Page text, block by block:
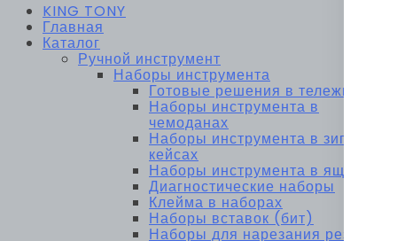
KING TONY
Главная
Каталог
Ручной инструмент
Наборы инструмента
Готовые решения в тележках
Наборы инструмента в
чемоданах
Наборы инструмента в зип-
кейсах
Наборы инструмента в ящиках
Диагностические наборы
Клейма в наборах
Наборы вставок (бит)
Наборы для нарезания резьбы